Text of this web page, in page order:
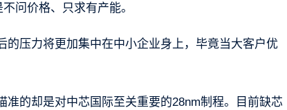
问价格、只求有产能。
压力将更加集中在中小企业身上，毕竟当大客户优
的却是对中芯国际至关重要的28nm制程。目前缺芯